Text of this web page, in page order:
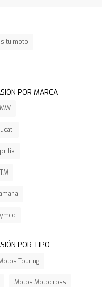
tu moto
POR MARCA
POR TIPO
Touring
Motos Motocross